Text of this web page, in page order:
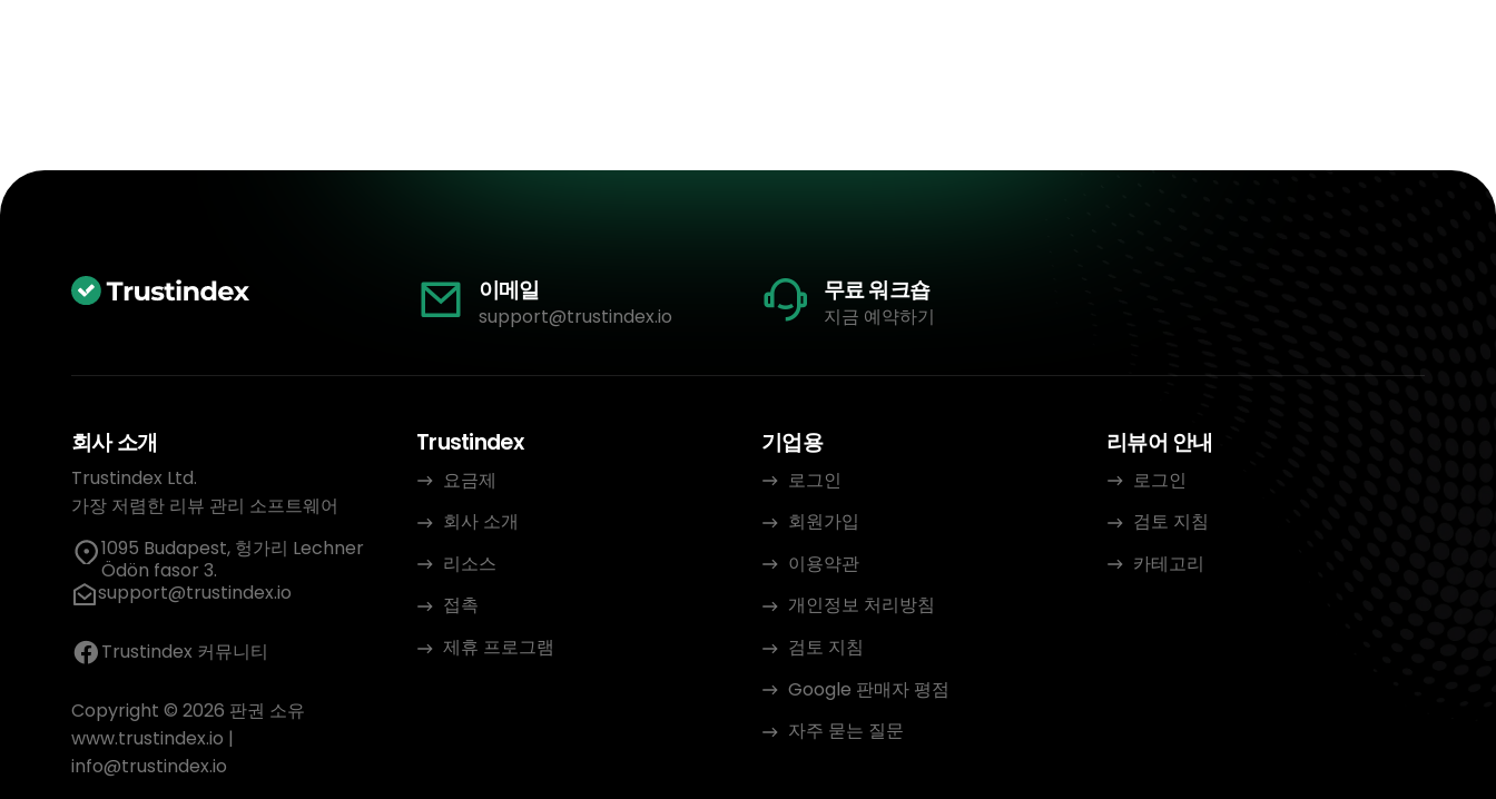
이메일
support@trustindex.io
무료 워크숍
지금 예약하기
회사 소개
Trustindex Ltd.
가장 저렴한 리뷰 관리 소프트웨어
1095 Budapest, 헝가리 Lechner
Ödön fasor 3.
support@trustindex.io
Trustindex 커뮤니티
Copyright © 2026 판권 소유
www.trustindex.io |
info@trustindex.io
Trustindex
요금제
회사 소개
리소스
접촉
제휴 프로그램
기업용
로그인
회원가입
이용약관
개인정보 처리방침
검토 지침
Google 판매자 평점
자주 묻는 질문
리뷰어 안내
로그인
검토 지침
카테고리